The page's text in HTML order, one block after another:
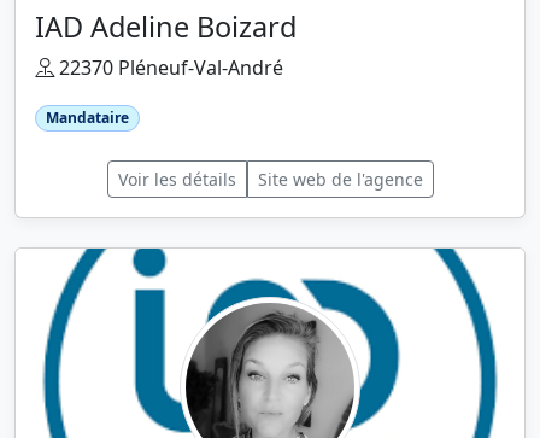
IAD Adeline Boizard
22370 Pléneuf-Val-André
Mandataire
Voir les détails Site web de l'agence